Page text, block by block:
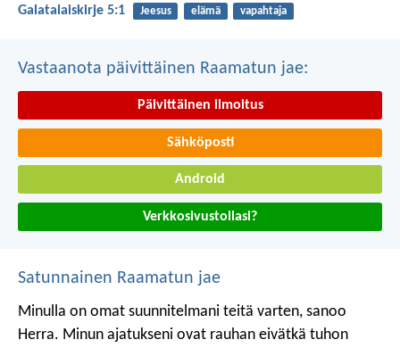
Galatalaiskirje 5:1 Jeesus elämä vapahtaja
Vastaanota päivittäinen Raamatun jae:
Päivittäinen ilmoitus
Sähköposti
Android
Verkkosivustollasi?
Satunnainen Raamatun jae
Minulla on omat suunnitelmani teitä varten, sanoo
Herra. Minun ajatukseni ovat rauhan eivätkä tuhon